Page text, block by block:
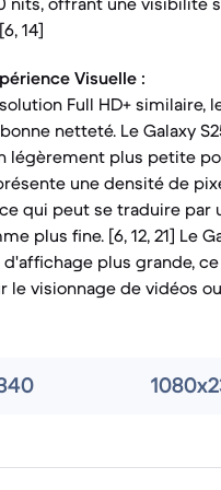
14]
Visuelle :
Full HD+ similaire,
netteté. Le Galaxy
légèrement plus petite
une densité de
qui peut se traduire par
plus fine. [6, 12, 21] Le
d'affichage plus grande,
le visionnage de vidéos